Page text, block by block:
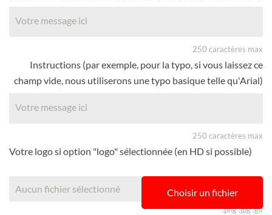
250 caractères max
Instructions (par exemple, pour la typo, si vous laissez ce
champ vide, nous utiliserons une typo basique telle qu'Arial)
250 caractères max
Votre logo si option "logo" sélectionnée (en HD si possible)
Aucun fichier sélectionné Choisir un fichier
.png .jpg .gif